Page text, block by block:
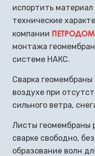
испортить
технические
компании
монтажа
системе НАКС.
Сварка
воздухе при
сильного ветра,
Листы геомембраны
сварке свободно,
образование волн